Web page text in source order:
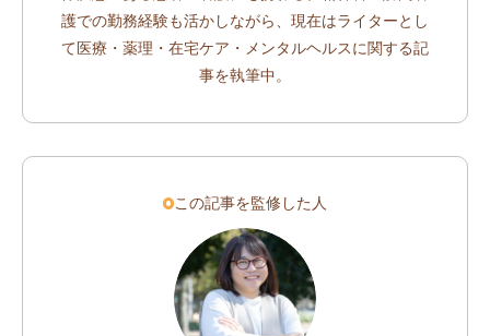
護での勤務経験も活かしながら、現在はライターとし
て医療・薬理・在宅ケア・メンタルヘルスに関する記
事を執筆中。
この記事を監修した人